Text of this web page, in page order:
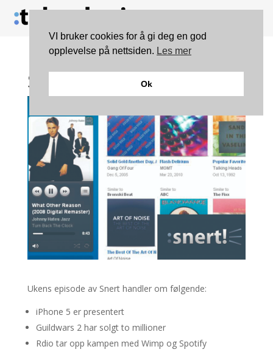
Snert podcast #3
Ukens episode av Snert handler om følgende:
iPhone 5 er presentert
Guildwars 2 har solgt to millioner
Rdio tar opp kampen med Wimp og Spotify
VI bruker cookies for å gi deg en god
opplevelse på nettsiden. Les mer
Ok